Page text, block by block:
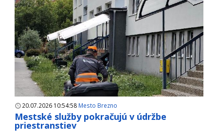
20.07.2026 10:54:58 Mesto Brezno
Mestské služby pokračujú v údržbe
priestranstiev